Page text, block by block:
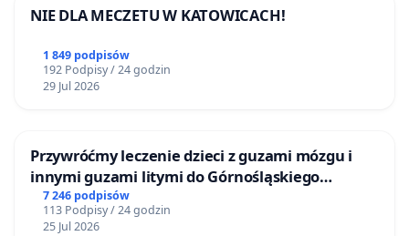
NIE DLA MECZETU W KATOWICACH!
1 849 podpisów
192 Podpisy / 24 godzin
29 Jul 2026
Przywróćmy leczenie dzieci z guzami mózgu i
innymi guzami litymi do Górnośląskiego
Centrum Zdrowia Dziecka w Katowicach
7 246 podpisów
113 Podpisy / 24 godzin
25 Jul 2026